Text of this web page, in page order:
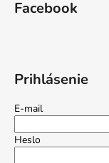
Facebook
Prihlásenie
E-mail
Heslo